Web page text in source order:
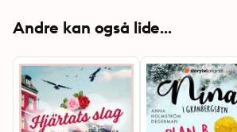
Andre kan også lide...